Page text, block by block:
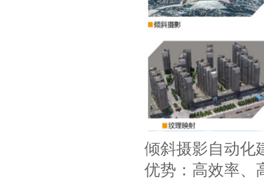
倾斜摄影自动化
优势：高效率、